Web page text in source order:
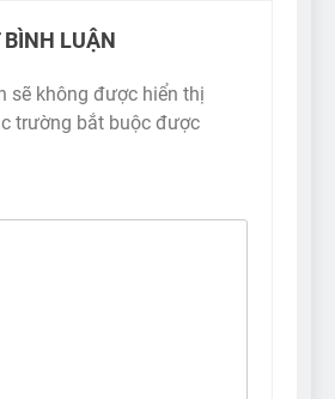
LUẬN
sẽ không được hiển thị
trường bắt buộc được